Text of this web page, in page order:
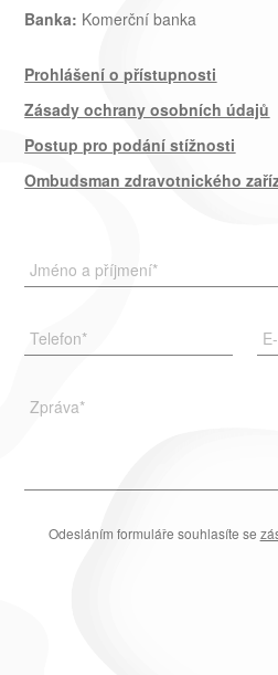
Banka: Komerční banka
Prohlášení o přístupnosti
Zásady ochrany osobních údajů
Postup pro podání stížnosti
Ombudsman zdravotnického
Jméno a příjmení*
Telefon*
Zpráva*
Odesláním formuláře souhlasíte se